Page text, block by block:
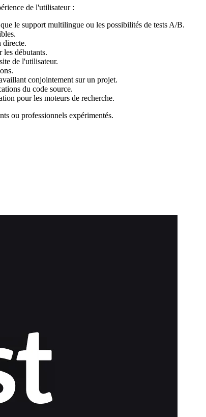
de l'utilisateur :
le support multilingue ou les possibilités de tests A/B.
directe.
débutants.
de l'utilisateur.
conjointement sur un projet.
du code source.
pour les moteurs de recherche.
ou professionnels expérimentés.